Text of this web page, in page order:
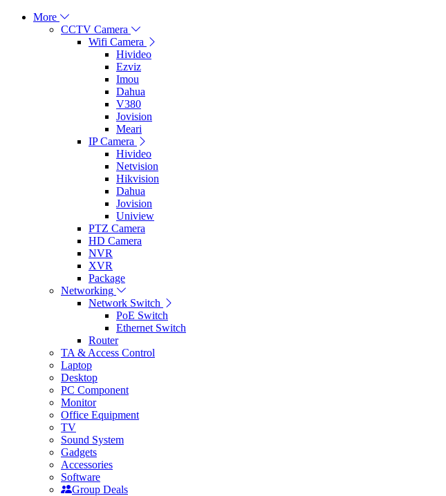
More
CCTV Camera
Wifi Camera
Hivideo
Ezviz
Imou
Dahua
V380
Jovision
Meari
IP Camera
Hivideo
Netvision
Hikvision
Dahua
Jovision
Uniview
PTZ Camera
HD Camera
NVR
XVR
Package
Networking
Network Switch
PoE Switch
Ethernet Switch
Router
TA & Access Control
Laptop
Desktop
PC Component
Monitor
Office Equipment
TV
Sound System
Gadgets
Accessories
Software
Group Deals